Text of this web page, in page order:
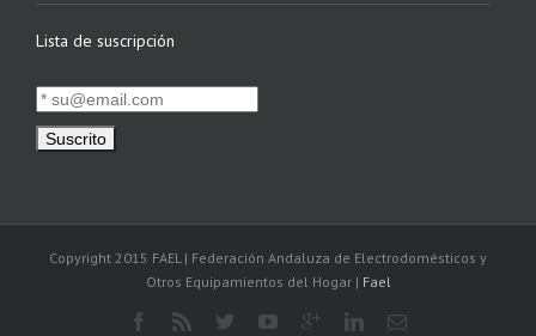
Lista de suscripción
Copyright 2015 FAEL | Federación Andaluza de Electrodomésticos y
Otros Equipamientos del Hogar | Fael